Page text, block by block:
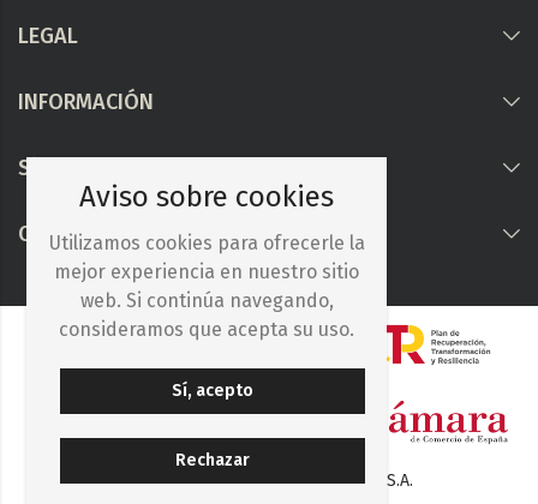
LEGAL
INFORMACIÓN
Síguenos
COLABORAMOS CON
© 2025. Iberocelulosa Madrileña, S.A.
Aviso sobre cookies
Utilizamos cookies para ofrecerle la
mejor experiencia en nuestro sitio
web. Si continúa navegando,
consideramos que acepta su uso.
Sí, acepto
Rechazar